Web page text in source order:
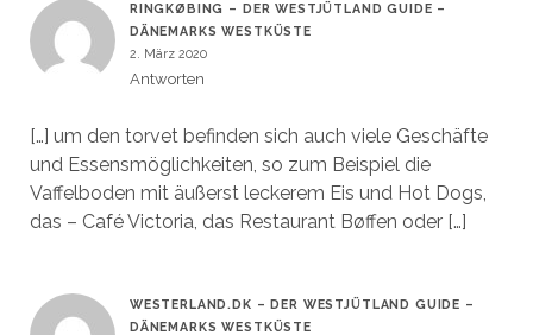
RINGKØBING – DER WESTJÜTLAND GUIDE –
DÄNEMARKS WESTKÜSTE
2. März 2020
Antworten
[…] um den torvet befinden sich auch viele Geschäfte
und Essensmöglichkeiten, so zum Beispiel die
Vaffelboden mit äußerst leckerem Eis und Hot Dogs,
das – Café Victoria, das Restaurant Bøffen oder […]
WESTERLAND.DK – DER WESTJÜTLAND GUIDE –
DÄNEMARKS WESTKÜSTE